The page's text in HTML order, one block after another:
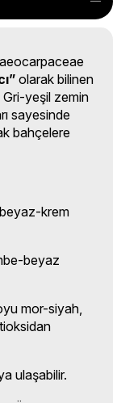
olarak bilinen
Gri-yeşil zemin
sayesinde
bahçelere
krem
beyaz
mor-siyah,
ulaşabilir.